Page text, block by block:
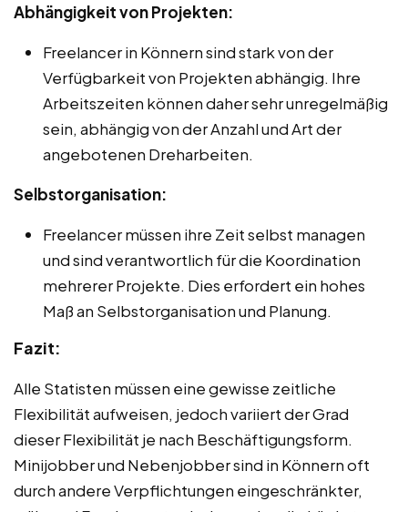
Abhängigkeit von Projekten:
Freelancer in Könnern sind stark von der
Verfügbarkeit von Projekten abhängig. Ihre
Arbeitszeiten können daher sehr unregelmäßig
sein, abhängig von der Anzahl und Art der
angebotenen Dreharbeiten.
Selbstorganisation:
Freelancer müssen ihre Zeit selbst managen
und sind verantwortlich für die Koordination
mehrerer Projekte. Dies erfordert ein hohes
Maß an Selbstorganisation und Planung.
Fazit:
Alle Statisten müssen eine gewisse zeitliche
Flexibilität aufweisen, jedoch variiert der Grad
dieser Flexibilität je nach Beschäftigungsform.
Minijobber und Nebenjobber sind in Könnern oft
durch andere Verpflichtungen eingeschränkter,